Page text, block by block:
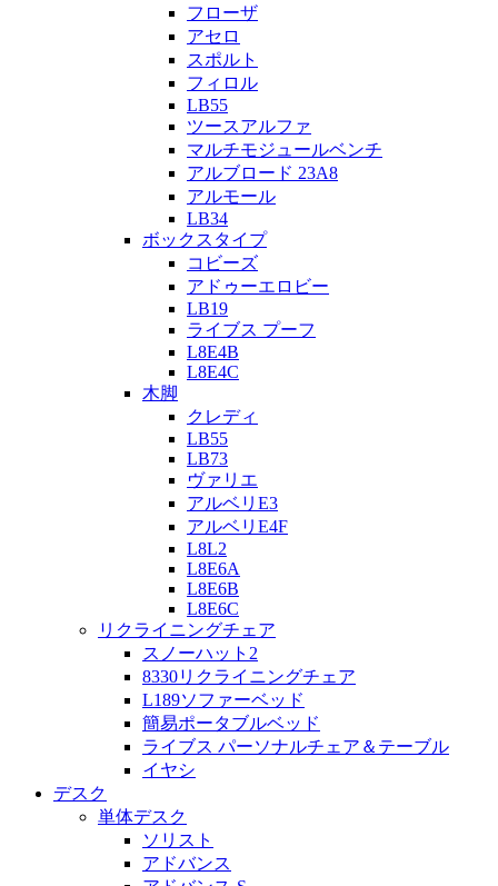
フローザ
アセロ
スポルト
フィロル
LB55
ツースアルファ
マルチモジュールベンチ
アルブロード 23A8
アルモール
LB34
ボックスタイプ
コビーズ
アドゥーエロビー
LB19
ライブス プーフ
L8E4B
L8E4C
木脚
クレディ
LB55
LB73
ヴァリエ
アルベリE3
アルベリE4F
L8L2
L8E6A
L8E6B
L8E6C
リクライニングチェア
スノーハット2
8330リクライニングチェア
L189ソファーベッド
簡易ポータブルベッド
ライブス パーソナルチェア＆テーブル
イヤシ
デスク
単体デスク
ソリスト
アドバンス